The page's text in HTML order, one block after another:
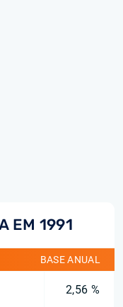
EM 1991
BASE ANUAL
2,56 %